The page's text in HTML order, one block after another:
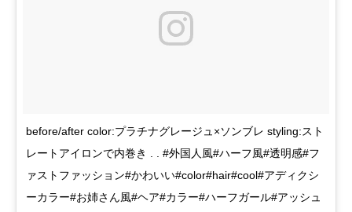
before/after color:プラチナグレージュ×ソンブレ styling:スト
レートアイロンで内巻き . . #外国人風#ハーフ風#透明感#フ
ァストファッション#かわいい#color#hair#cool#アディクシ
ーカラー#お姉さん風#ヘア#カラー#ハーフガール#アッシュ